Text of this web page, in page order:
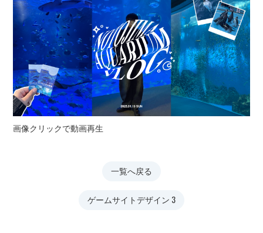
画像クリックで動画再生
一覧へ戻る
ゲームサイトデザイン 3